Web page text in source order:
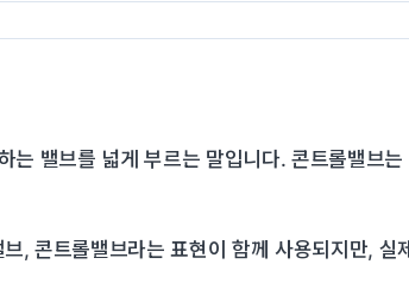
는 밸브를 넓게 부르는 말입니다. 콘트롤밸브는
, 콘트롤밸브라는 표현이 함께 사용되지만, 실제